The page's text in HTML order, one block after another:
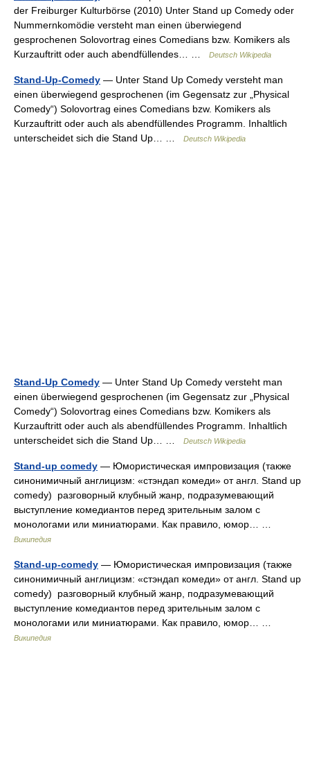
der Freiburger Kulturbörse (2010) Unter Stand up Comedy oder
Nummernkomödie versteht man einen überwiegend
gesprochenen Solovortrag eines Comedians bzw. Komikers als
Kurzauftritt oder auch abendfüllendes… …
Deutsch Wikipedia
Stand-Up-Comedy — Unter Stand Up Comedy versteht man
einen überwiegend gesprochenen (im Gegensatz zur „Physical
Comedy“) Solovortrag eines Comedians bzw. Komikers als
Kurzauftritt oder auch als abendfüllendes Programm. Inhaltlich
unterscheidet sich die Stand Up… …
Deutsch Wikipedia
Stand-Up Comedy — Unter Stand Up Comedy versteht man
einen überwiegend gesprochenen (im Gegensatz zur „Physical
Comedy“) Solovortrag eines Comedians bzw. Komikers als
Kurzauftritt oder auch als abendfüllendes Programm. Inhaltlich
unterscheidet sich die Stand Up… …
Deutsch Wikipedia
Stand-up comedy — Юмористическая импровизация (также
синонимичный англицизм: «стэндап комеди» от англ. Stand up
соmedy) разговорный клубный жанр, подразумевающий
выступление комедиантов перед зрительным залом с
монологами или миниатюрами. Как правило, юмор… …
Википедия
Stand-up-comedy — Юмористическая импровизация (также
синонимичный англицизм: «стэндап комеди» от англ. Stand up
соmedy) разговорный клубный жанр, подразумевающий
выступление комедиантов перед зрительным залом с
монологами или миниатюрами. Как правило, юмор… …
Википедия